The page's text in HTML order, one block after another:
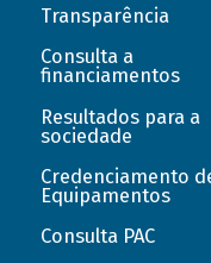
Transparência
Consulta a
financiamentos
Resultados para a
sociedade
Credenciamento
Equipamentos
Consulta PAC